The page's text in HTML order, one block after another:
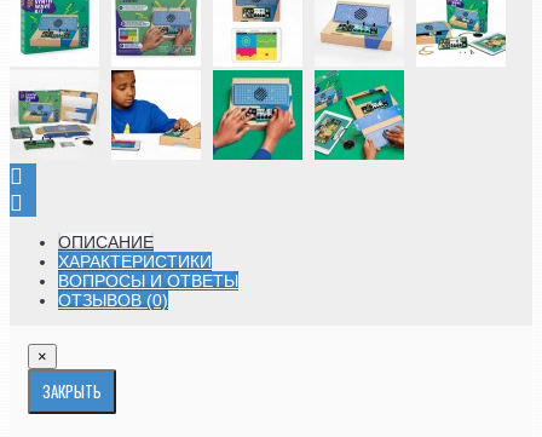
ОПИСАНИЕ
ХАРАКТЕРИСТИКИ
ВОПРОСЫ И ОТВЕТЫ
ОТЗЫВОВ (0)
×
ЗАКРЫТЬ